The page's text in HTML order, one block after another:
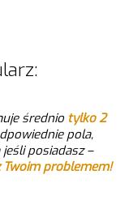
średnio tylko 2
pola,
posiadasz –
Twoim problemem!